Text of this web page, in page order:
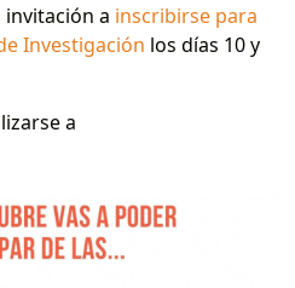
invitación a inscribirse para
Investigación los días 10 y
a